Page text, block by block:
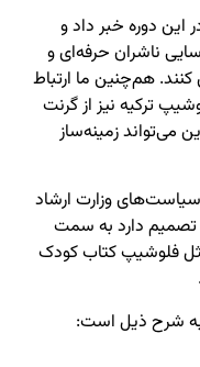
این دوره خبر داد و
ناشران حرفه‌ای و
هم‌چنین ما ارتباط
ترکیه نیز از گرنت
می‌تواند زمینه‌ساز
سیاست‌های وزارت ارشاد
دارد به سمت
مثل فلوشیپ کتاب کودک
شرح ذیل است: